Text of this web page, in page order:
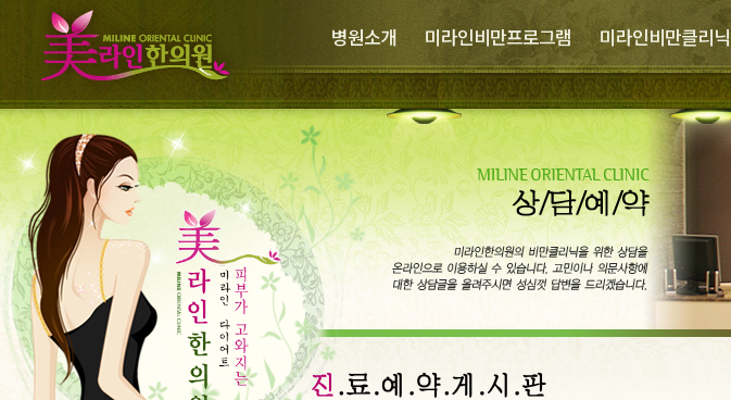
병원소개 미라인비만프로그램 미라인비만클리닉
미라인한의원 소개 의료진소개 & 오시는길 진료안내
병원둘러보기
미라인 비만치료법
미라인 비만프로그램 특징
체질과 비만
비만 유형별 특징 비만진단